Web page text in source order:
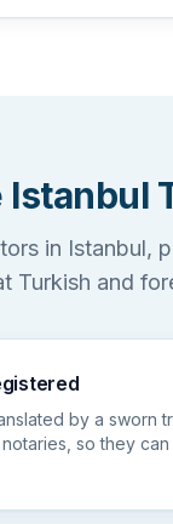
Istanbul
in Istanbul,
Turkish and
by a sworn
so they